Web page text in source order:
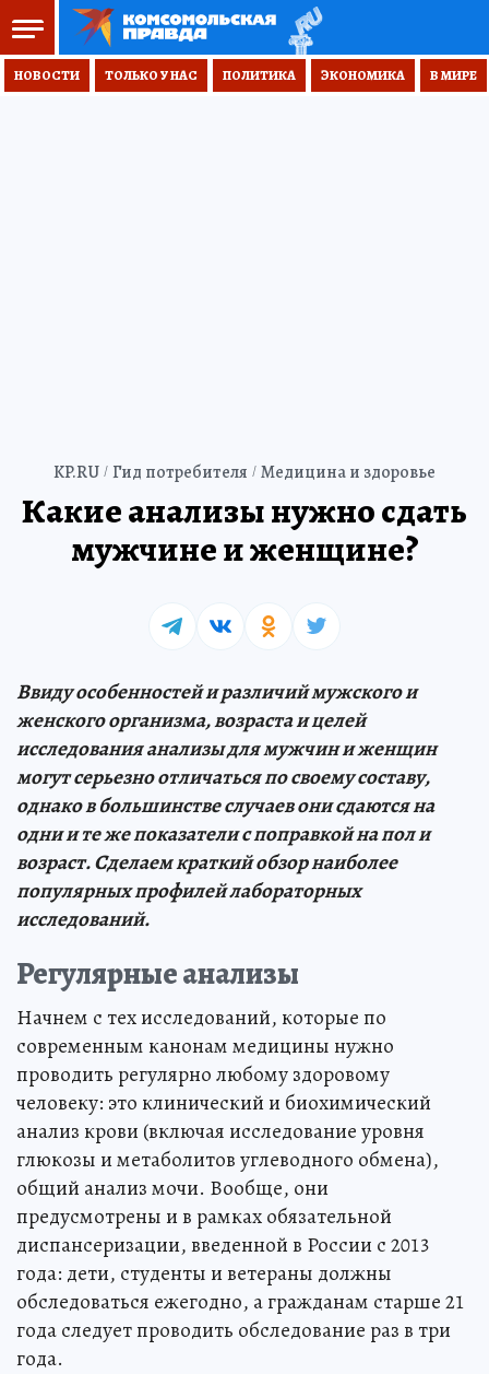
НОВОСТИ ТОЛЬКО У НАС ПОЛИТИКА ЭКОНОМИКА В МИРЕ
KP.RU Гид потребителя Медицина и здоровье
Какие анализы нужно сдать
мужчине и женщине?
Ввиду особенностей и различий мужского и
женского организма, возраста и целей
исследования анализы для мужчин и женщин
могут серьезно отличаться по своему составу,
однако в большинстве случаев они сдаются на
одни и те же показатели с поправкой на пол и
возраст. Сделаем краткий обзор наиболее
популярных профилей лабораторных
исследований.
Регулярные анализы
Начнем с тех исследований, которые по
современным канонам медицины нужно
проводить регулярно любому здоровому
человеку: это клинический и биохимический
анализ крови (включая исследование уровня
глюкозы и метаболитов углеводного обмена),
общий анализ мочи. Вообще, они
предусмотрены и в рамках обязательной
диспансеризации, введенной в России с 2013
года: дети, студенты и ветераны должны
обследоваться ежегодно, а гражданам старше 21
года следует проводить обследование раз в три
года.